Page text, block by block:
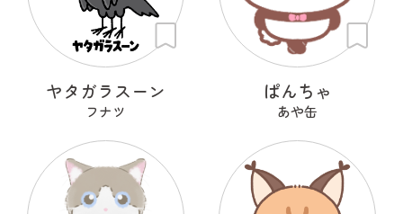
ヤタガラスーン
フナツ
ぱんちゃ
あや缶